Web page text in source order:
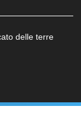
delle terre